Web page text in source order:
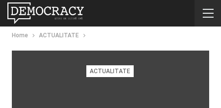
Home ACTUALITATE
ACTUALITATE